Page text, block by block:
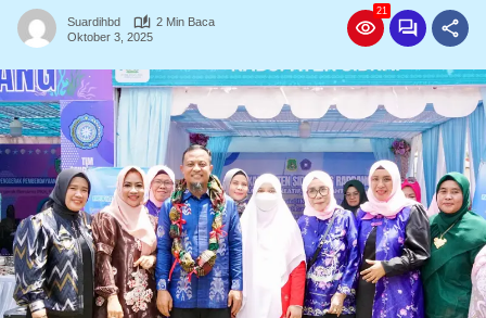
Suardihbd
2 Min Baca
Oktober 3, 2025
21